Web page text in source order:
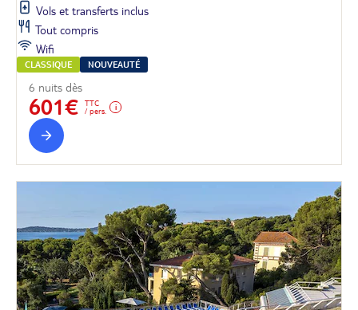
Vols et transferts inclus
Tout compris
Wifi
CLASSIQUE NOUVEAUTÉ
6 nuits dès
601€
TTC
/ pers.